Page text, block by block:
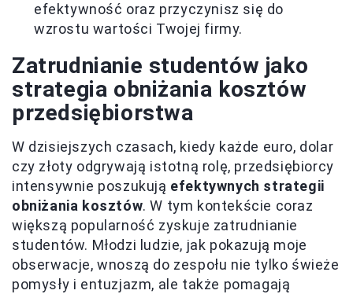
efektywność oraz przyczynisz się do
wzrostu wartości Twojej firmy.
Zatrudnianie studentów jako
strategia obniżania kosztów
przedsiębiorstwa
W dzisiejszych czasach, kiedy każde euro, dolar
czy złoty odgrywają istotną rolę, przedsiębiorcy
intensywnie poszukują efektywnych strategii
obniżania kosztów. W tym kontekście coraz
większą popularność zyskuje zatrudnianie
studentów. Młodzi ludzie, jak pokazują moje
obserwacje, wnoszą do zespołu nie tylko świeże
pomysły i entuzjazm, ale także pomagają